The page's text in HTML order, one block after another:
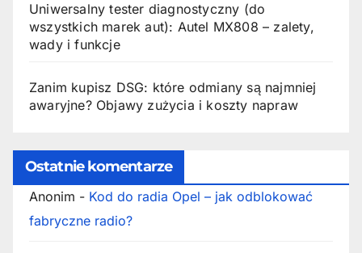
Uniwersalny tester diagnostyczny (do
wszystkich marek aut): Autel MX808 – zalety,
wady i funkcje
Zanim kupisz DSG: które odmiany są najmniej
awaryjne? Objawy zużycia i koszty napraw
Ostatnie komentarze
Anonim - Kod do radia Opel – jak odblokować
fabryczne radio?